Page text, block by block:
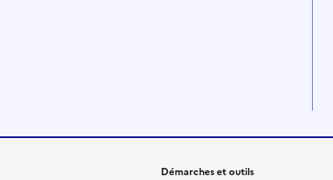
Démarches et outils